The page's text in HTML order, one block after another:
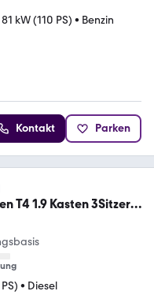
81 kW (110 PS) • Benzin
Kontakt Parken
T4 1.9 Kasten 3Sitzer
• Diesel